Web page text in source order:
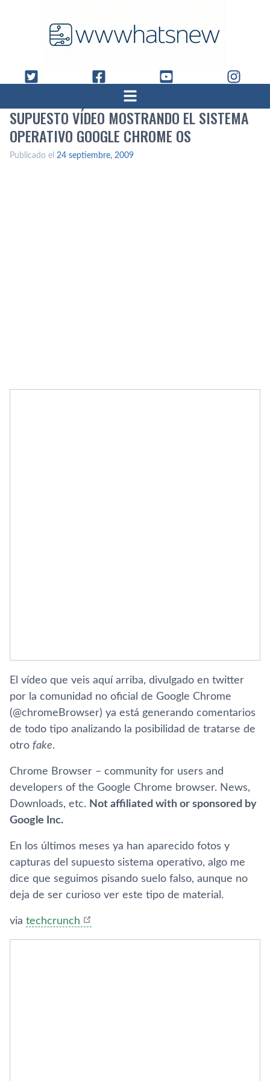
SUPUESTO VÍ­DEO MOSTRANDO EL SISTEMA
OPERATIVO GOOGLE CHROME OS
Publicado el 24 septiembre, 2009
El ví­deo que veis aquí­ arriba, divulgado en twitter
por la comunidad no oficial de Google Chrome
(@chromeBrowser) ya está generando comentarios
de todo tipo analizando la posibilidad de tratarse de
otro fake.
Chrome Browser – community for users and
developers of the Google Chrome browser. News,
Downloads, etc. Not affiliated with or sponsored by
Google Inc.
En los últimos meses ya han aparecido fotos y
capturas del supuesto sistema operativo, algo me
dice que seguimos pisando suelo falso, aunque no
deja de ser curioso ver este tipo de material.
via techcrunch